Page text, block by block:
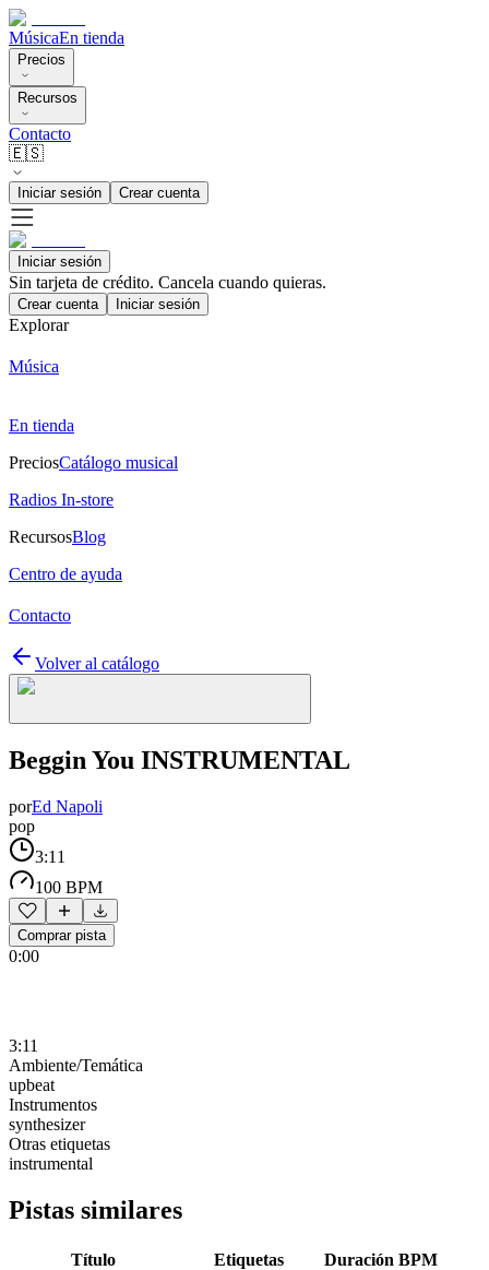
MúsicaEn tienda
Precios
Recursos
Contacto
🇪🇸
Iniciar sesión Crear cuenta
Iniciar sesión
Sin tarjeta de crédito. Cancela cuando quieras.
Crear cuenta Iniciar sesión
Explorar
Música
En tienda
PreciosCatálogo musical
Radios In-store
RecursosBlog
Centro de ayuda
Contacto
Volver al catálogo
Beggin You INSTRUMENTAL
porEd Napoli
pop
3:11
100 BPM
Comprar pista
0:00
3:11
Ambiente/Temática
upbeat
Instrumentos
synthesizer
Otras etiquetas
instrumental
Pistas similares
Título Etiquetas Duración BPM